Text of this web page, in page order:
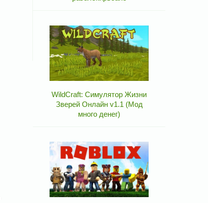
WildCraft: Симулятор Жизни
Зверей Онлайн v1.1 (Мод
много денег)